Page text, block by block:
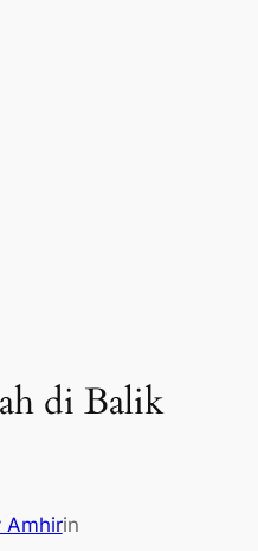
di Balik
Amhirin